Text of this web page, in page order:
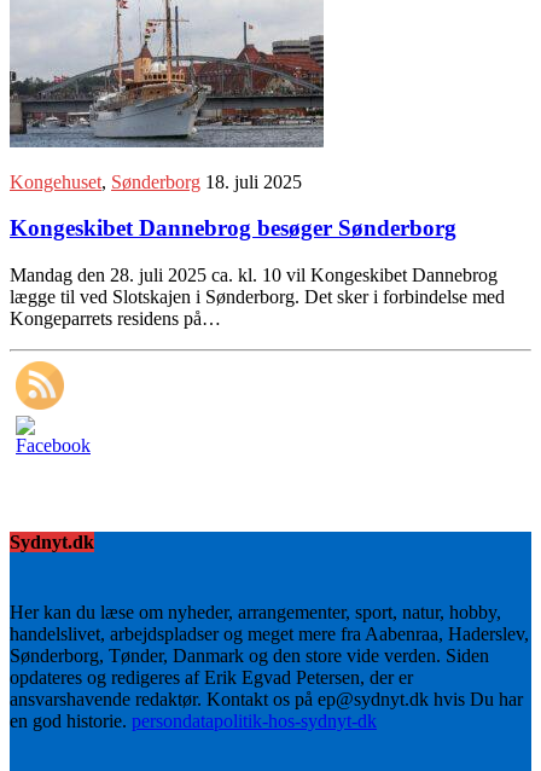
Kongehuset, Sønderborg 18. juli 2025
Kongeskibet Dannebrog besøger Sønderborg
Mandag den 28. juli 2025 ca. kl. 10 vil Kongeskibet Dannebrog
lægge til ved Slotskajen i Sønderborg. Det sker i forbindelse med
Kongeparrets residens på…
Sydnyt.dk
Her kan du læse om nyheder, arrangementer, sport, natur, hobby,
handelslivet, arbejdspladser og meget mere fra Aabenraa, Haderslev,
Sønderborg, Tønder, Danmark og den store vide verden. Siden
opdateres og redigeres af Erik Egvad Petersen, der er
ansvarshavende redaktør. Kontakt os på ep@sydnyt.dk hvis Du har
en god historie. persondatapolitik-hos-sydnyt-dk